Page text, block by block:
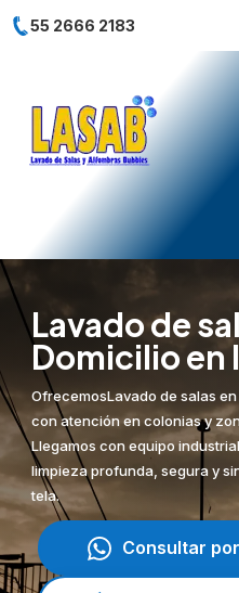
55 2666 2183
Lavado de
Domicilio en
OfrecemosLavado de salas
con atención en colonias y
Llegamos con equipo
limpieza profunda, segura y
tela.
Consultar